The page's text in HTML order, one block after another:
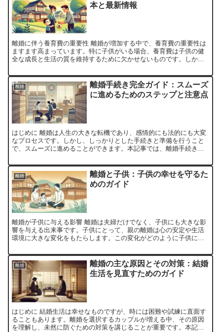
本と最新情報
離婚に伴う養育費の重要性 離婚が増加する中で、養育費の重要性は
ますます高まっています。特に子供がいる場合、養育費は子供の健
全な成長と生活の質を維持するために欠かせないものです。しか
て...
離婚
離婚手続き完全ガイド：スムーズ
に進めるためのステップと注意点
はじめに 離婚は人生の大きな転機であり、感情的にも法的にも大変
なプロセスです。しかし、しっかりとした手続きと準備を行うこと
で、スムーズに進めることができます。本記事では、離婚手続きの
離婚
離婚と子供：子供の幸せを守るた
めのガイド
離婚が子供に与える影響 離婚は夫婦だけでなく、子供にも大きな影
響を与える出来事です。子供にとって、親の離婚は心の安定や生活
環境に大きな変化をもたらします。この変化がどのように子供に影
離婚
離婚の主な原因とその対策：結婚
生活を見直すためのガイド
はじめに 結婚生活は幸せなものですが、時には困難や試練に直面す
ることもあります。離婚を選択するカップルが増える中、その原因
を理解し、未然に防ぐための対策を講じることが重要です。本記事